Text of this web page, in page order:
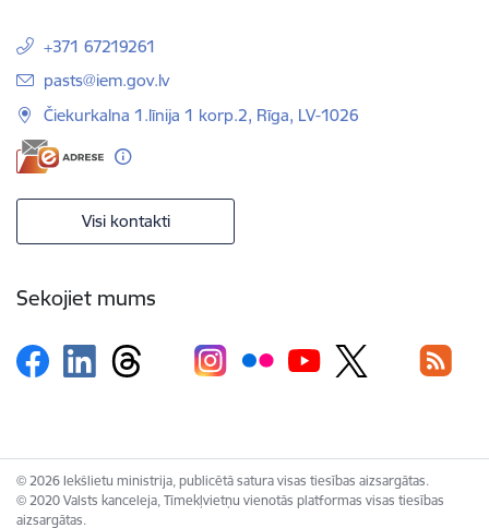
+371 67219261
E-pasts:
pasts@iem.gov.lv
Čiekurkalna 1.līnija 1 korp.2, Rīga, LV-1026
Visi kontakti
Sekojiet mums
© 2026 Iekšlietu ministrija, publicētā satura visas tiesības aizsargātas.
© 2020 Valsts kanceleja, Tīmekļvietņu vienotās platformas visas tiesības
aizsargātas.